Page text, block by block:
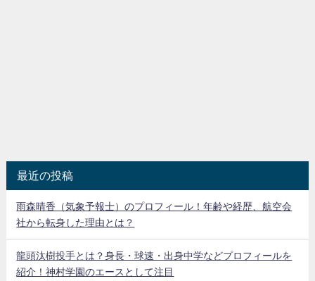
最近の投稿
雨森晴香（気象予報士）のプロフィール！年齢や経歴、航空会
社から転身した理由とは？
龍頭汰樹投手とは？身長・球速・出身中学などプロフィールを
紹介！神村学園のエースとして注目